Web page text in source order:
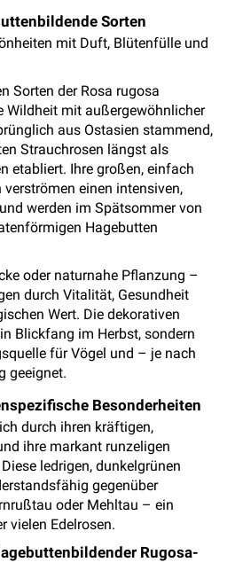
Sorten
mit Duft, Blütenfülle und
Sorten der Rosa rugosa
Wildheit mit außergewöhnlicher
aus Ostasien stammend,
Strauchrosen längst als
etabliert. Ihre großen, einfach
einen intensiven,
werden im Spätsommer von
Hagebutten
oder naturnahe Pflanzung –
durch Vitalität, Gesundheit
Wert. Die dekorativen
Blickfang im Herbst, sondern
für Vögel und – je nach
geeignet.
Besonderheiten
durch ihren kräftigen,
ihre markant runzeligen
ledrigen, dunkelgrünen
gegenüber
oder Mehltau – ein
vielen Edelrosen.
Rugosa-